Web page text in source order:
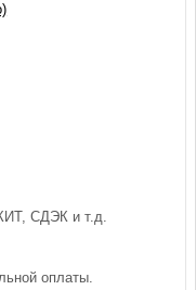
СДЭК и т.д.
оплаты.